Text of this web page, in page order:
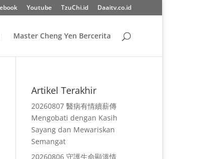
Youtube TzuChi.id Daaitv.co.id
Master Cheng Yen Bercerita
Artikel Terakhir
20260807 醫病有情續薪傳
Mengobati dengan Kasih
Sayang dan Mewariskan
Semangat
20260806 守護生命顯溫情